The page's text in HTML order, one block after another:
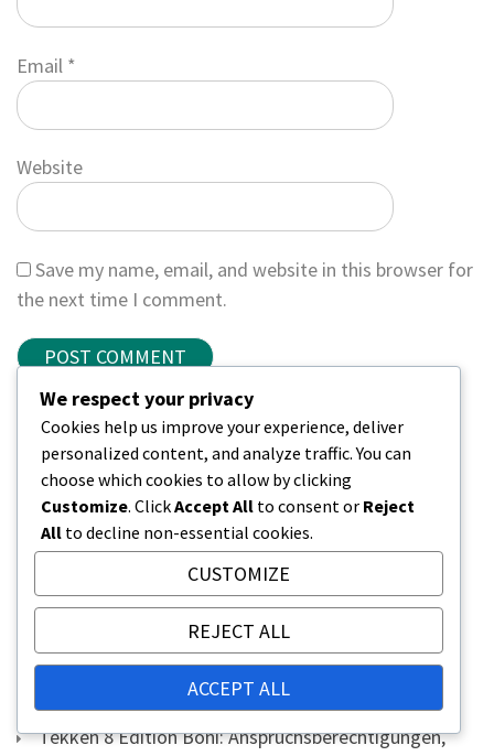
Email *
Website
Save my name, email, and website in this browser for
the next time I comment.
LINKS
Durchsuchen
Über uns
Erreichen Sie uns
NEUESTE BEITRÄGE
Tekken 8 Einlöseprozess: Übersicht der Schritte,
Plattformunterschiede, FAQs
Tekken 8 Edition Boni: Anspruchsberechtigungen,
We respect your privacy
Cookies help us improve your experience, deliver
personalized content, and analyze traffic. You can
choose which cookies to allow by clicking
Customize. ClickAccept All to consent or Reject
All to decline non-essential cookies.
CUSTOMIZE
REJECT ALL
ACCEPT ALL